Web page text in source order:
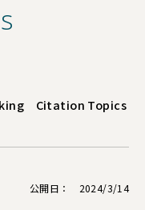
Citation Topics
公開日： 2024/3/14